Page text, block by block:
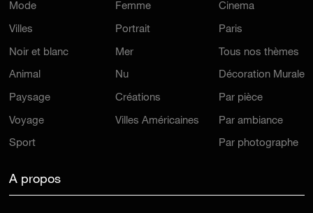
Mode
Villes
Noir et blanc
Animal
Paysage
Voyage
Sport
Femme
Portrait
Mer
Nu
Créations
Villes Américaines
Cinema
Paris
Tous nos thèmes
Décoration Murale
Par pièce
Par ambiance
Par photographe
A propos